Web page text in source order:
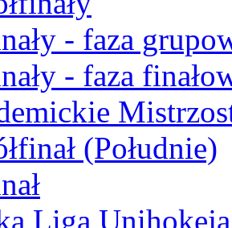
- faza
- faza
(Południe)
Liga Unihokeja